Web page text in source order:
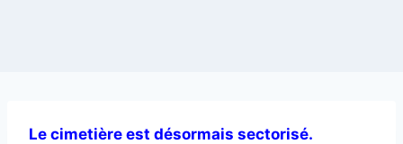
Le cimetière est désormais sectorisé.